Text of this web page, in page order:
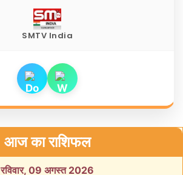
SMTV India
आज का राशिफल
रविवार, 09 अगस्त 2026